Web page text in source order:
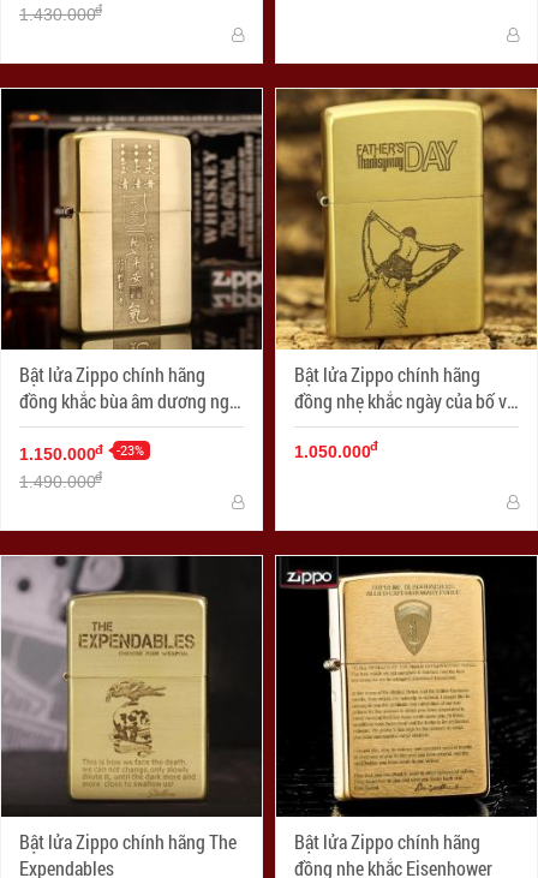
1.430.000đ
Bật lửa Zippo chính hãng
đồng khắc bùa âm dương ngũ
hành
1.150.000đ -23%
1.490.000đ
Bật lửa Zippo chính hãng
đồng nhẹ khắc ngày của bố vô
cùng ý nghĩa
1.050.000đ
Bật lửa Zippo chính hãng The
Expendables
Bật lửa Zippo chính hãng
đồng nhẹ khắc Eisenhower